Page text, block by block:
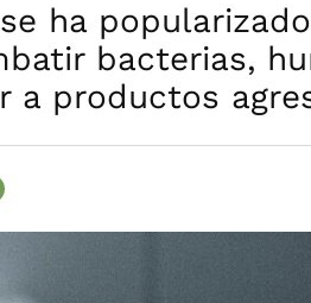
ha
bacterias,
a productos